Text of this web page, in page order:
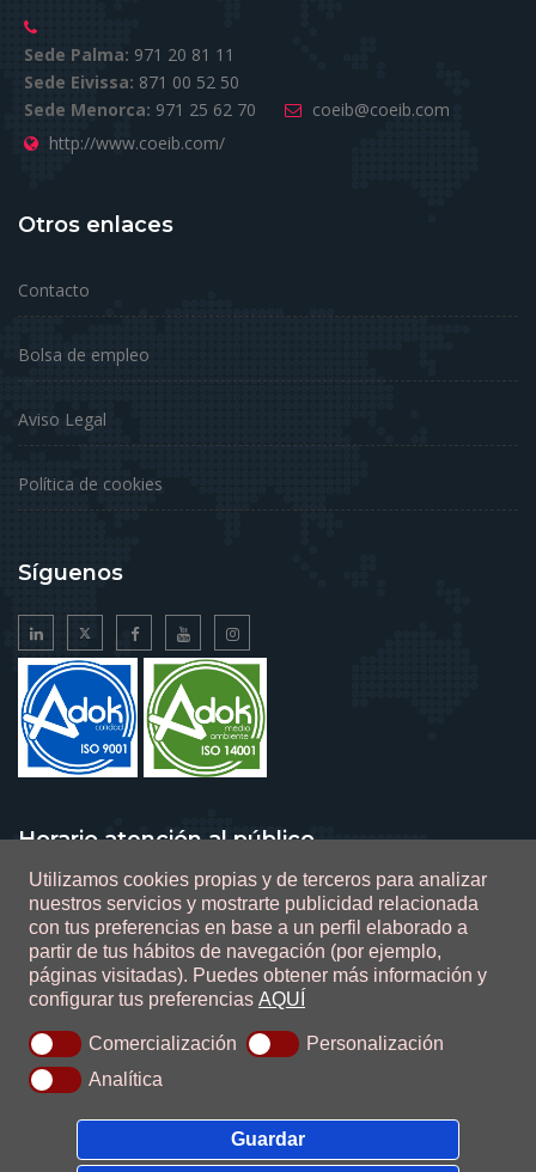
Utilizamos cookies propias y de terceros para analizar
nuestros servicios y mostrarte publicidad relacionada
con tus preferencias en base a un perfil elaborado a
partir de tus hábitos de navegación (por ejemplo,
páginas visitadas). Puedes obtener más información y
configurar tus preferencias AQUÍ
Comercialización
Personalización
Analítica
Guardar
Sede Palma: 971 20 81 11
Sede Eivissa: 871 00 52 50
Sede Menorca: 971 25 62 70
coeib@coeib.com
http://www.coeib.com/
Otros enlaces
Contacto
Bolsa de empleo
Aviso Legal
Política de cookies
Síguenos
Horario atención al público
De lunes a viernes de 9 a 14 horas
0.1.2.47